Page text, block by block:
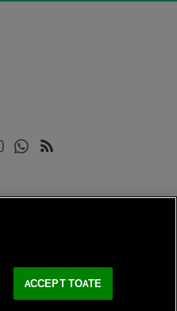
ACCEPT TOATE